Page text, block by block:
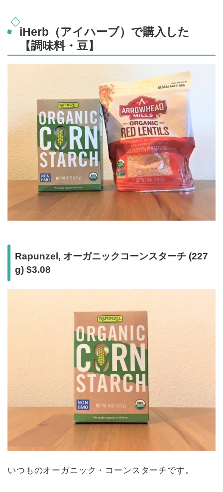
iHerb（アイハーブ）で購入した
【調味料・豆】
Rapunzel, オーガニックコーンスターチ (227
g) $3.08
いつものオーガニック・コーンスターチです。